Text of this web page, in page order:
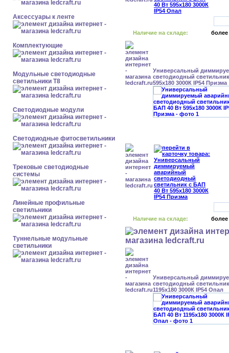
Аксессуары к ленте
Комплектующие
Модульные светодиодные
светильники Т8
Светодиодные модули
Светодиодные фитосветильники
Трековые светодиодные
системы
Линейные профильные
светильники
Туннельные модульные
светильники
Наличие на складе: более
Универсальный
светодиодный
595x180 3000К IP54 Призма
Наличие на складе: более
Универсальный
светодиодный
1195x180 3000К IP54 Опал